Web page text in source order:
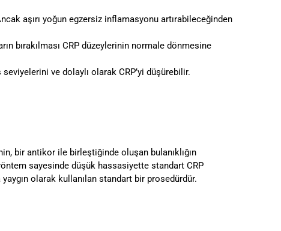
aşırı yoğun egzersiz inflamasyonu artırabileceğinden
bırakılması CRP düzeylerinin normale dönmesine
ve dolaylı olarak CRP’yi düşürebilir.
bir antikor ile birleştiğinde oluşan bulanıklığın
sayesinde düşük hassasiyette standart CRP
olarak kullanılan standart bir prosedürdür.